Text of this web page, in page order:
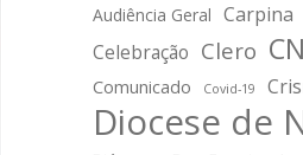
Audiência Geral Carpina
Celebração Clero
Comunicado Covid-19
Diocese de